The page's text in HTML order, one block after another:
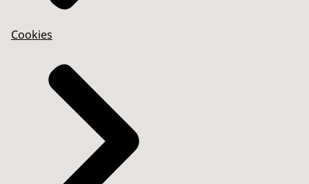
Cookies